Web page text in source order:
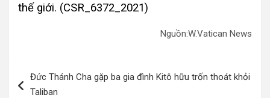
thế giới. (CSR_6372_2021)
Nguồn:W.Vatican News
hướng
Đức Thánh Cha gặp ba gia đình Kitô hữu trốn thoát khỏi
Taliban